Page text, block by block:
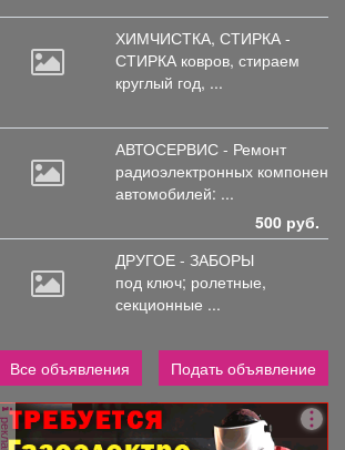
ХИМЧИСТКА, СТИРКА -
СТИРКА ковров, стираем
круглый год, ...
АВТОСЕРВИС - Ремонт
радиоэлектронных
автомобилей: ...
500 руб.
ДРУГОЕ - ЗАБОРЫ
под ключ; ролетные,
секционные ...
Все объявления Подать объявление
реклама